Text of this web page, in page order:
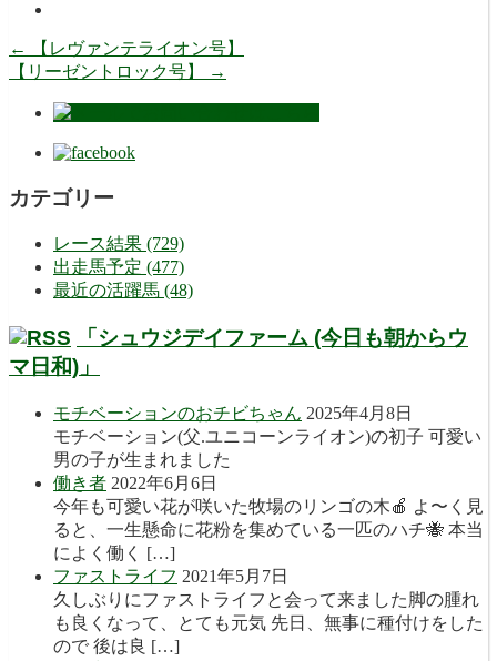
←
【レヴァンテライオン号】
【リーゼントロック号】
→
カテゴリー
レース結果 (729)
出走馬予定 (477)
最近の活躍馬 (48)
「シュウジデイファーム (今日も朝からウ
マ日和)」
モチベーションのおチビちゃん 2025年4月8日
モチベーション(父.ユニコーンライオン)の初子 可愛い
男の子が生まれました
働き者 2022年6月6日
今年も可愛い花が咲いた牧場のリンゴの木🍎 よ〜く見
ると、一生懸命に花粉を集めている一匹のハチ🐝 本当
によく働く […]
ファストライフ 2021年5月7日
久しぶりにファストライフと会って来ました脚の腫れ
も良くなって、とても元気 先日、無事に種付けをした
ので 後は良 […]